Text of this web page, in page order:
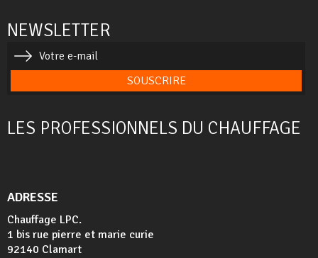
NEWSLETTER
SOUSCRIRE
LES PROFESSIONNELS DU CHAUFFAGE
ADRESSE
Chauffage LPC.
1 bis rue pierre et marie curie
92140 Clamart